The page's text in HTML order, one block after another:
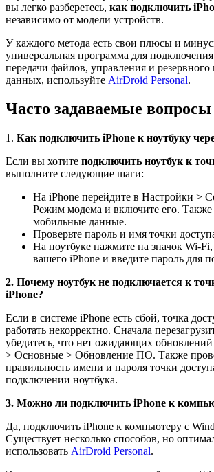
вы легко разберетесь, как подключить
независимо от модели устройств.
У каждого метода есть свои плюсы и
универсальная программа для
передачи файлов, управления и
данных, используйте AirDroid Personal.
Часто задаваемые вопросы
1. Как подключить iPhone к ноутбуку
Если вы хотите подключить ноутбук к
выполните следующие шаги:
На iPhone перейдите в Настройки >
Режим модема и включите его.
мобильные данные.
Проверьте пароль и имя точки
На ноутбуке нажмите на значок Wi-
вашего iPhone и введите пароль для
2. Почему ноутбук не подключается к
iPhone?
Если в системе iPhone есть сбой, точка
работать некорректно. Сначала
убедитесь, что нет ожидающих
> Основные > Обновление ПО. Также
правильность имени и пароля точки
подключении ноутбука.
3. Можно ли подключить iPhone к
Да, подключить iPhone к компьютеру с
Существует несколько способов, но
использовать AirDroid Personal.